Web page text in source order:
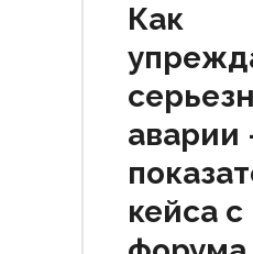
Как
аварии
кейса с